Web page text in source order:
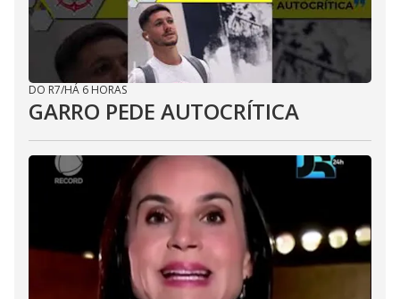
DO R7/HÁ 6 HORAS
GARRO PEDE AUTOCRÍTICA